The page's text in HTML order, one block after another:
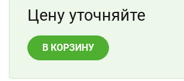
Цену уточняйте
В КОРЗИНУ